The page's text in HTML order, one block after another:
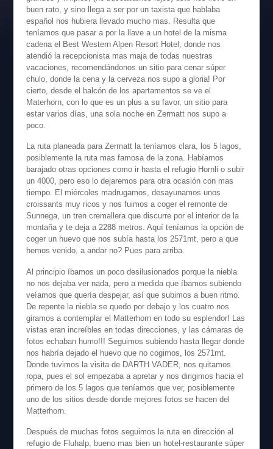
buen rato, y sino llega a ser por un taxista que hablaba
español nos hubiera llevado mucho mas. Resulta que
teníamos que pasar a por la llave a un hotel de la misma
cadena el Best Western Alpen Resort Hotel, donde nos
atendió la recepcionista mas maja de todas nuestras
vacaciones, recomendándonos un sitio para cenar súper
chulo, donde la cena y la cerveza nos supo a gloria! Por
cierto, desde el balcón de los apartamentos se ve el
Materhorn, con lo que es un plus a su favor, un sitio para
estar varios días, una sola noche en Zermatt nos supo a
poco.
La ruta planeada para Zermatt la teníamos clara, los 5 lagos,
posiblemente la ruta mas famosa de la zona. Habíamos
barajado otras opciones como ir hasta el refugio Hornli o subir
un 4000, pero eso lo dejaremos para otra ocasión con mas
tiempo. El miércoles madrugamos, desayunamos unos
croissants muy ricos y nos fuimos a coger el remonte de
Sunnega, un tren cremallera que discurre por el interior de la
montaña y te deja a 2288 metros. Aquí teníamos la opción de
coger un huevo que nos subía hasta los 2571mt, pero a que
hemos venido, a andar no? Pues para arriba.
Al principio íbamos un poco desilusionados porque la niebla
no nos dejaba ver nada, pero a medida que íbamos subiendo
veíamos que quería despejar, así que subimos a buen ritmo.
De repente la niebla se quedo por debajo y los cuatro nos
giramos a contemplar el Matterhorn en todo su esplendor! Las
vistas eran increíbles en todas direcciones, y las cámaras de
fotos echaban humo!!! Seguimos subiendo hasta llegar donde
nos habría dejado el huevo que no cogimos, los 2571mt.
Donde tuvimos la visita de DARTH VADER, nos quitamos
ropa, pues el sol empezaba a apretar y nos dirigimos hacia el
primero de los 5 lagos que teníamos que ver, posiblemente
uno de los sitios desde donde mejores fotos se hacen del
Matterhorn.
Después de muchas fotos seguimos la ruta en dirección al
refugio de Fluhalp, bueno mas bien un hotel-restaurante súper